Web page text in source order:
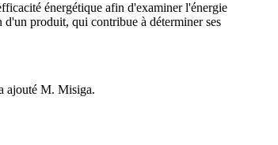
énergétique afin d'examiner l'énergie
d'un produit, qui contribue à déterminer ses
ajouté M. Misiga.